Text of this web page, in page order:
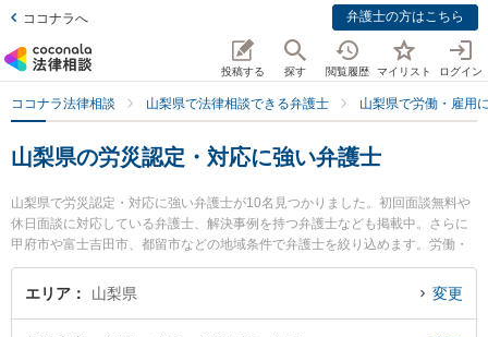
ココナラへ 弁護士の方はこちら
投稿する 探す 閲覧履歴 マイリスト ログイン
ココナラ法律相談 山梨県で法律相談できる弁護士 山梨県で労働・雇用
山梨県の労災認定・対応に強い弁護士
山梨県で労災認定・対応に強い弁護士が10名見つかりました。初回面談無料や
休日面談に対応している弁護士、解決事例を持つ弁護士なども掲載中。さらに
甲府市や富士吉田市、都留市などの地域条件で弁護士を絞り込めます。労働・
雇用に関係する不当解雇や退職勧奨、内定取消等の細かな分野での絞り込み検
索もでき便利です。特に弁護士法人ATB 山梨事務所の木下 徹弁護士やベリーベ
エリア 山梨県 変更